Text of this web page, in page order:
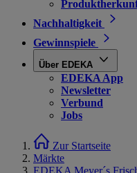
Nachhaltigkeit
Gewinnspiele
Über EDEKA
EDEKA App
Newsletter
Verbund
Jobs
Zur Startseite
Märkte
EDEKA Meyer´s